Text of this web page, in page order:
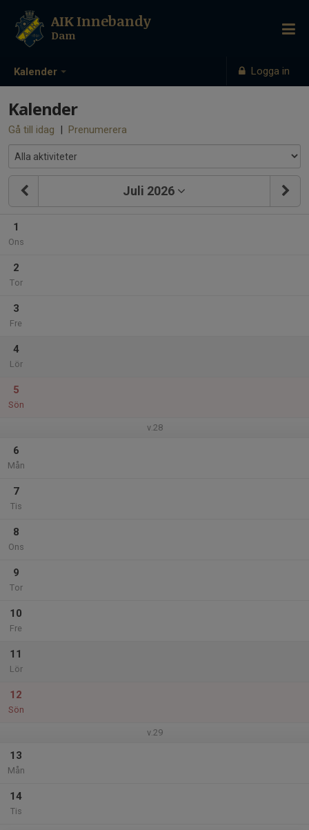
Kalender Logga in
AIK Innebandy
Dam
Kalender
Gå till idag | Prenumerera
Juli 2026
1
Ons
2
Tor
3
Fre
4
Lör
5
Sön
v.28
6
Mån
7
Tis
8
Ons
9
Tor
10
Fre
11
Lör
12
Sön
v.29
13
Mån
14
Tis